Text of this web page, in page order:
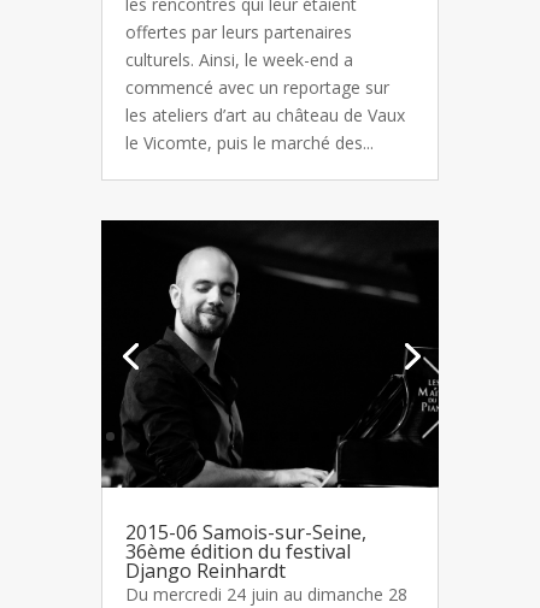
les rencontres qui leur étaient
offertes par leurs partenaires
culturels. Ainsi, le week-end a
commencé avec un reportage sur
les ateliers d’art au château de Vaux
le Vicomte, puis le marché des...
2015-06 Samois-sur-Seine,
36ème édition du festival
Django Reinhardt
Du mercredi 24 juin au dimanche 28